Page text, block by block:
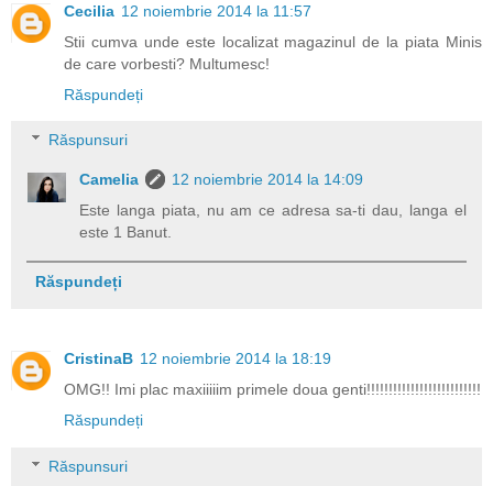
Cecilia 12 noiembrie 2014 la 11:57
Stii cumva unde este localizat magazinul de la piata Minis
de care vorbesti? Multumesc!
Răspundeți
Răspunsuri
Camelia
12 noiembrie 2014 la 14:09
Este langa piata, nu am ce adresa sa-ti dau, langa el
este 1 Banut.
Răspundeți
CristinaB 12 noiembrie 2014 la 18:19
OMG!! Imi plac maxiiiiim primele doua genti!!!!!!!!!!!!!!!!!!!!!!!!!!
Răspundeți
Răspunsuri